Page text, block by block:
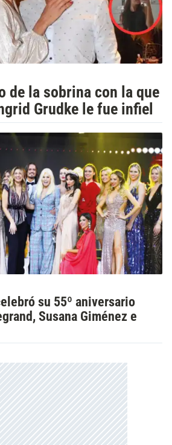
de la sobrina con la que
Grudke le fue infiel
su 55º aniversario
Susana Giménez e